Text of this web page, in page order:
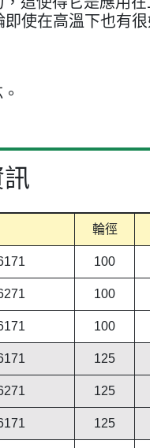
使在高溫下也有很
輪徑
100
100
100
125
125
125